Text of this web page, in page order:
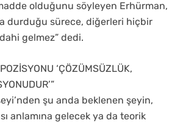
olduğunu söyleyen Erhürman,
durduğu sürece, diğerleri hiçbir
gelmez” dedi.
‘ÇÖZÜMSÜZLÜK,
şu anda beklenen şeyin,
anlamına gelecek ya da teorik